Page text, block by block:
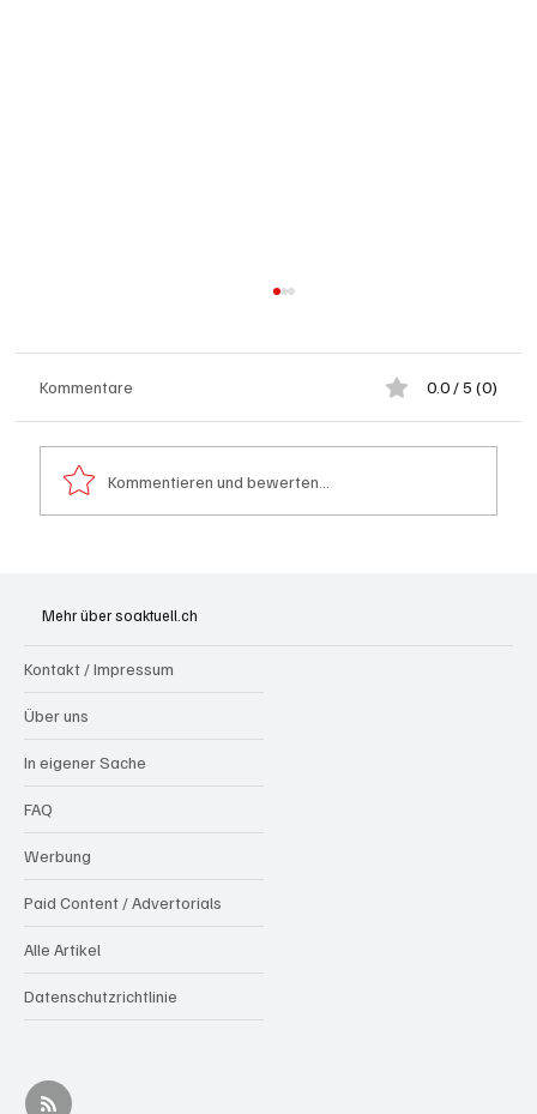
Kommentare 0.0 / 5 (0)
Kommentieren und bewerten...
Mehr über soaktuell.ch
Kontakt / Impressum
Über uns
In eigener Sache
FAQ
Werbung
Paid Content / Advertorials
Alle Artikel
Datenschutzrichtlinie